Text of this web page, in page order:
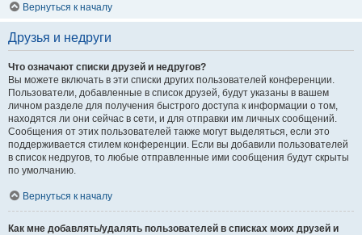
Вернуться к началу
Друзья и недруги
Что означают списки друзей и недругов?
Вы можете включать в эти списки других пользователей конференции.
Пользователи, добавленные в список друзей, будут указаны в вашем
личном разделе для получения быстрого доступа к информации о том,
находятся ли они сейчас в сети, и для отправки им личных сообщений.
Сообщения от этих пользователей также могут выделяться, если это
поддерживается стилем конференции. Если вы добавили пользователей
в список недругов, то любые отправленные ими сообщения будут скрыты
по умолчанию.
Вернуться к началу
Как мне добавлять/удалять пользователей в списках моих друзей и